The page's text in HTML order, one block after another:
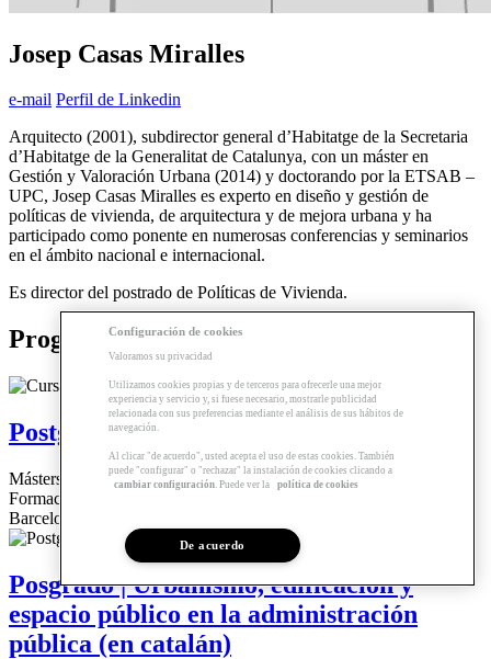
Josep Casas Miralles
e-mail Perfil de Linkedin
Arquitecto (2001), subdirector general d’Habitatge de la Secretaria
d’Habitatge de la Generalitat de Catalunya, con un máster en
Gestión y Valoración Urbana (2014) y doctorando por la ETSAB –
UPC, Josep Casas Miralles es experto en diseño y gestión de
políticas de vivienda, de arquitectura y de mejora urbana y ha
participado como ponente en numerosas conferencias y seminarios
en el ámbito nacional e internacional.
Es director del postrado de Políticas de Vivienda.
Programas relacionados
Postgrado | Políticas de Vivienda
Másters y Posgrados
Formación Online
Barcelona
Posgrado | Urbanismo, edificación y
espacio público en la administración
pública (en catalán)
Configuración de cookies
Valoramos su privacidad
Utilizamos cookies propias y de terceros para ofrecerle una mejor
experiencia y servicio y, si fuese necesario, mostrarle publicidad
relacionada con sus preferencias mediante el análisis de sus hábitos de
navegación.
Al clicar "de acuerdo", usted acepta el uso de estas cookies. También
puede "configurar" o "rechazar" la instalación de cookies clicando a
cambiar configuración. Puede ver la política de cookies
De acuerdo